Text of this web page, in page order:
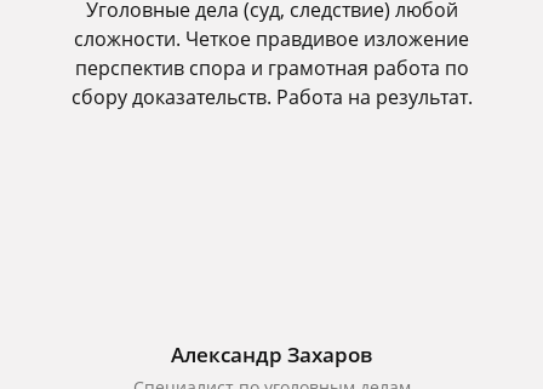
Уголовные дела (суд, следствие) любой
сложности. Четкое правдивое изложение
перспектив спора и грамотная работа по
сбору доказательств. Работа на результат.
Александр Захаров